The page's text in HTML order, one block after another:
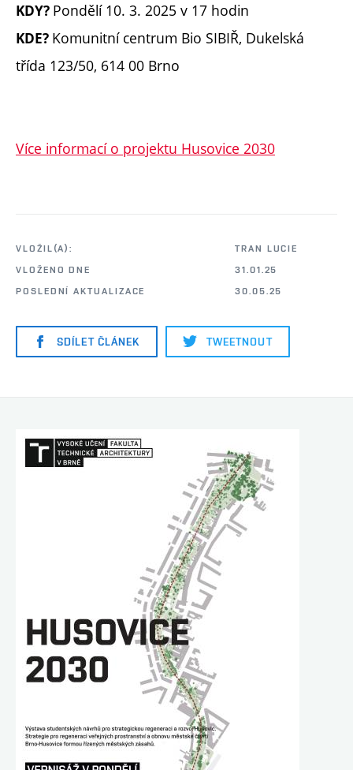
KDY? Pondělí 10. 3. 2025 v 17 hodin
KDE? Komunitní centrum Bio SIBIŘ, Dukelská
třída 123/50, 614 00 Brno
Více informací o projektu Husovice 2030
VLOŽIL(A):
TRAN LUCIE
VLOŽENO DNE
31.01.25
POSLEDNÍ AKTUALIZACE
30.05.25
SDÍLET ČLÁNEK TWEETNOUT